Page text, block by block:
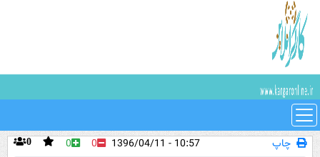
چاپ 0 0 0
10:57 - 1396/04/11